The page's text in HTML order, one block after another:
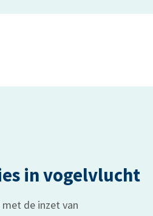
in vogelvlucht
de inzet van